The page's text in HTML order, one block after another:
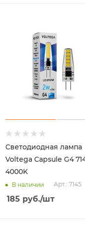
Светодиодная лампа
Voltega Capsule G4
4000K
В наличии Арт.: 7145
185 руб./шт